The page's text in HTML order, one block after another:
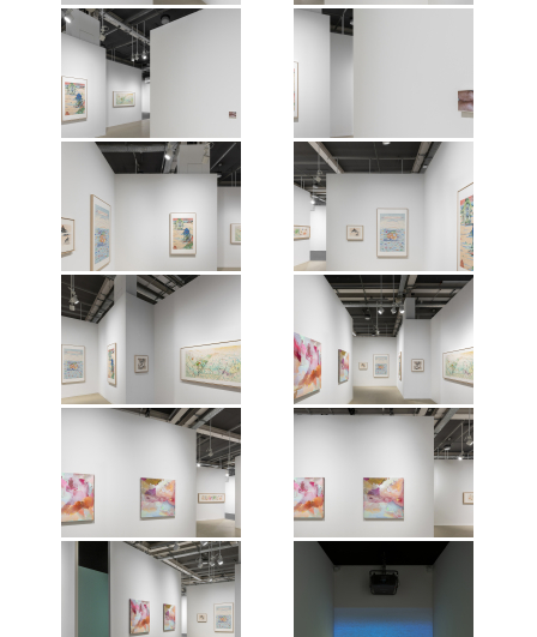
和维他命艺术空间惠允。
和维他命艺术空间惠允。
维他命艺术空间2026年巴塞尔艺术
展-巴塞尔展会“画廊荟萃”展览现
场，巴塞尔，2026。 图片由艺术家
和维他命艺术空间惠允。
维他命艺术空间2026年巴塞尔艺术
展-巴塞尔展会“画廊荟萃”展览现
场，巴塞尔，2026。 图片由艺术家
和维他命艺术空间惠允。
维他命艺术空间2026年巴塞尔艺术
展-巴塞尔展会“画廊荟萃”展览现
场，巴塞尔，2026。 图片由艺术家
和维他命艺术空间惠允。
维他命艺术空间2026年巴塞尔艺术
展-巴塞尔展会“画廊荟萃”展览现
场，巴塞尔，2026。 图片由艺术家
和维他命艺术空间惠允。
维他命艺术空间2026年巴塞尔艺术
展-巴塞尔展会“画廊荟萃”展览现
场，巴塞尔，2026。 图片由艺术家
和维他命艺术空间惠允。
维他命艺术空间2026年巴塞尔艺术
展-巴塞尔展会“画廊荟萃”展览现
场，巴塞尔，2026。 图片由艺术家
和维他命艺术空间惠允。
维他命艺术空间2026年巴塞尔艺术
展-巴塞尔展会“画廊荟萃”展览现
场，巴塞尔，2026。 图片由艺术家
和维他命艺术空间惠允。
维他命艺术空间2026年巴塞尔艺术
展-巴塞尔展会“画廊荟萃”展览现
场，巴塞尔，2026。 图片由艺术家
和维他命艺术空间惠允。
维他命艺术空间2026年巴塞尔艺术
展-巴塞尔展会“画廊荟萃”展览现
展-巴塞尔展会“画廊荟萃”展览现